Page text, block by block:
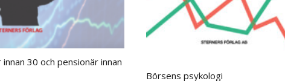
innan 30 och pensionär innan
Börsens psykologi